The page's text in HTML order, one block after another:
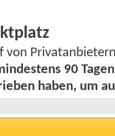
von
90
haben, um